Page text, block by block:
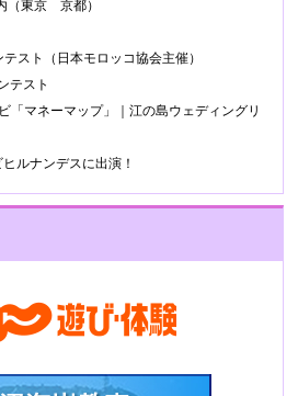
（東京 京都）
スト（日本モロッコ協会主催）
テスト
「マネーマップ」｜江の島ウェディングリ
ルナンデスに出演！